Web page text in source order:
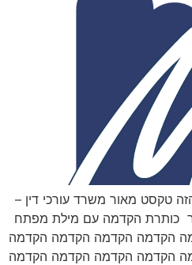
טקסט מאור משרד עורכי דין –
כותרת הקדמה עם מילת מפתח
הקדמה הקדמה הקדמה הקדמה
הקדמה הקדמה הקדמה הקדמה